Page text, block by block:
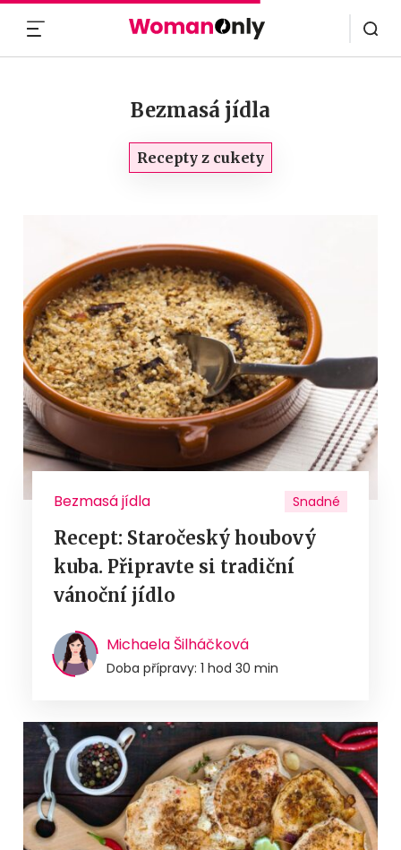
Bezmasá jídla
Recepty z cukety
Bezmasá jídla Snadné
Recept: Staročeský houbový
kuba. Připravte si tradiční
vánoční jídlo
Michaela Šilháčková
Doba přípravy: 1 hod 30 min